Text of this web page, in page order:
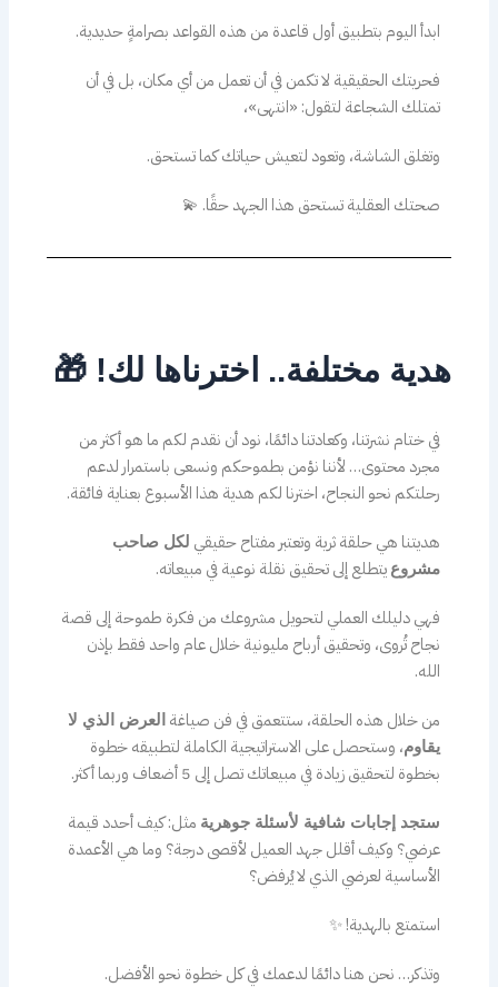
ابدأ اليوم بتطبيق أول قاعدة من هذه القواعد بصرامةٍ حديدية.
فحريتك الحقيقية لا تكمن في أن تعمل من أي مكان، بل في أن
تمتلك الشجاعة لتقول: «انتهى»،
وتغلق الشاشة، وتعود لتعيش حياتك كما تستحق.
صحتك العقلية تستحق هذا الجهد حقًا. 💫
هدية مختلفة.. اخترناها لك! 🎁
في ختام نشرتنا، وكعادتنا دائمًا، نود أن نقدم لكم ما هو أكثر من
مجرد محتوى… لأننا نؤمن بطموحكم ونسعى باستمرار لدعم
رحلتكم نحو النجاح، اخترنا لكم هدية هذا الأسبوع بعناية فائقة.
هديتنا هي حلقة ثرية وتعتبر مفتاح حقيقي لكل صاحب
مشروع يتطلع إلى تحقيق نقلة نوعية في مبيعاته.
فهي دليلك العملي لتحويل مشروعك من فكرة طموحة إلى قصة
نجاح تُروى، وتحقيق أرباح مليونية خلال عام واحد فقط بإذن
الله.
من خلال هذه الحلقة، ستتعمق في فن صياغة العرض الذي لا
يقاوم، وستحصل على الاستراتيجية الكاملة لتطبيقه خطوة
بخطوة لتحقيق زيادة في مبيعاتك تصل إلى 5 أضعاف وربما أكثر.
ستجد إجابات شافية لأسئلة جوهرية مثل: كيف أحدد قيمة
عرضي؟ وكيف أقلل جهد العميل لأقصى درجة؟ وما هي الأعمدة
الأساسية لعرضي الذي لا يُرفض؟
استمتع بالهدية! ✨
وتذكر… نحن هنا دائمًا لدعمك في كل خطوة نحو الأفضل.